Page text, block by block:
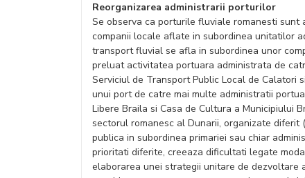
Reorganizarea administrarii porturilor
Se observa ca porturile fluviale romanesti sunt
companii locale aflate in subordinea unitatilor
transport fluvial se afla in subordinea unor
preluat activitatea portuara administrata de
Serviciul de Transport Public Local de Calatori
unui port de catre mai multe administratii
Libere Braila si Casa de Cultura a Municipiului
sectorul romanesc al Dunarii, organizate
publica in subordinea primariei sau chiar
prioritati diferite, creeaza dificultati legate
elaborarea unei strategii unitare de dezvoltare